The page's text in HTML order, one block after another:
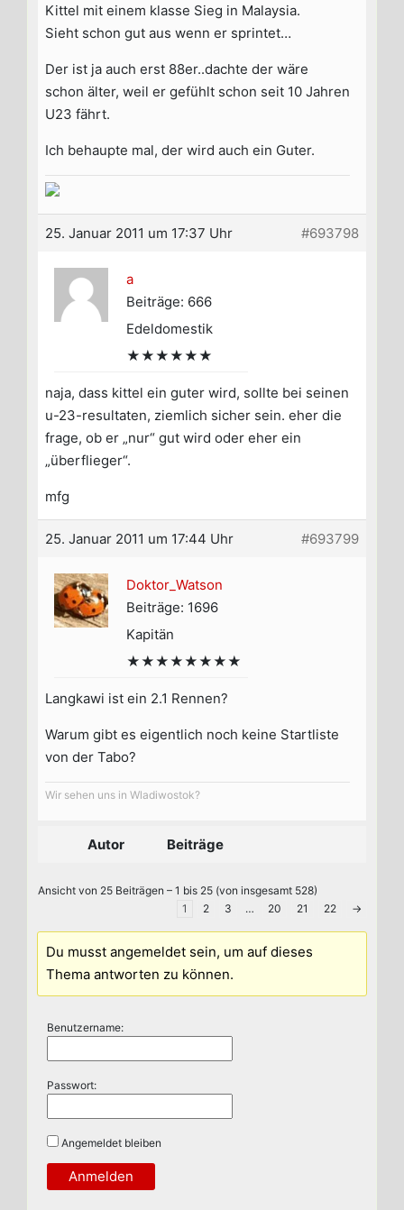
Kittel mit einem klasse Sieg in Malaysia.
Sieht schon gut aus wenn er sprintet…
Der ist ja auch erst 88er..dachte der wäre
schon älter, weil er gefühlt schon seit 10 Jahren
U23 fährt.
Ich behaupte mal, der wird auch ein Guter.
25. Januar 2011 um 17:37 Uhr #693798
a
Beiträge: 666
Edeldomestik
★★★★★★
naja, dass kittel ein guter wird, sollte bei seinen
u-23-resultaten, ziemlich sicher sein. eher die
frage, ob er „nur“ gut wird oder eher ein
„überflieger“.
mfg
25. Januar 2011 um 17:44 Uhr #693799
Doktor_Watson
Beiträge: 1696
Kapitän
★★★★★★★★
Langkawi ist ein 2.1 Rennen?
Warum gibt es eigentlich noch keine Startliste
von der Tabo?
Wir sehen uns in Wladiwostok?
Autor Beiträge
Ansicht von 25 Beiträgen – 1 bis 25 (von insgesamt 528)
1
2 3 … 20 21 22 →
Du musst angemeldet sein, um auf dieses
Thema antworten zu können.
Benutzername:
Passwort:
Angemeldet bleiben
Anmelden